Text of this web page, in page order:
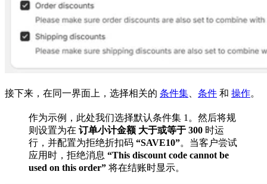
接下来，在同一界面上，选择相关的 条件集 条件 和 操作。
作为示例，此处我们选择默认条件集 1。然后将规
则设置为在 订单小计金额 大于或等于 300 时运
行，并配置为拒绝折扣码 “SAVE10”。当客户尝试
应用时，拒绝消息 “This discount code cannot be
used on this order” 将在结账时显示。